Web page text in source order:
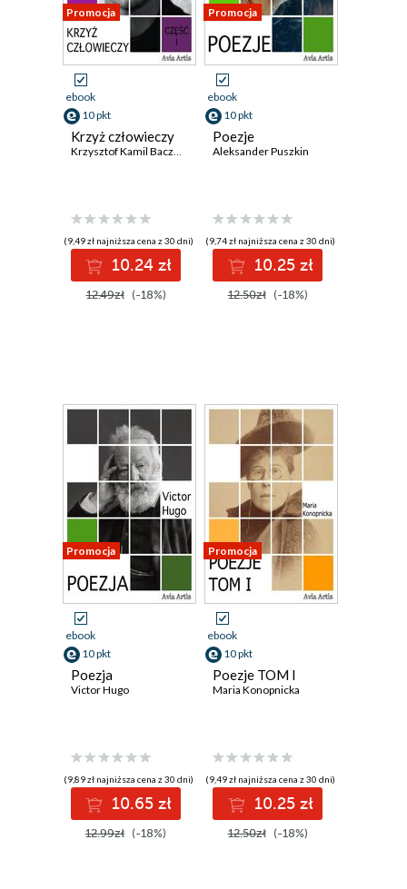
Promocja
ebook
10 pkt
Krzyż człowieczy
Krzysztof Kamil Baczyński
(9,49 zł najniższa cena z 30 dni)
10.24 zł
12.49zł (-18%)
Promocja
ebook
10 pkt
Poezje
Aleksander Puszkin
(9,74 zł najniższa cena z 30 dni)
10.25 zł
12.50zł (-18%)
Promocja
ebook
10 pkt
Poezja
Victor Hugo
(9,89 zł najniższa cena z 30 dni)
10.65 zł
12.99zł (-18%)
Promocja
ebook
10 pkt
Poezje TOM I
Maria Konopnicka
(9,49 zł najniższa cena z 30 dni)
10.25 zł
12.50zł (-18%)